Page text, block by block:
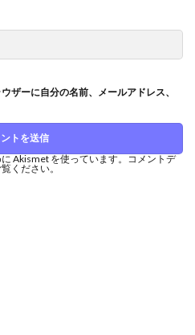
ザーに自分の名前、メールアドレス、
Akismet を使っています。 コメントデ
ください。